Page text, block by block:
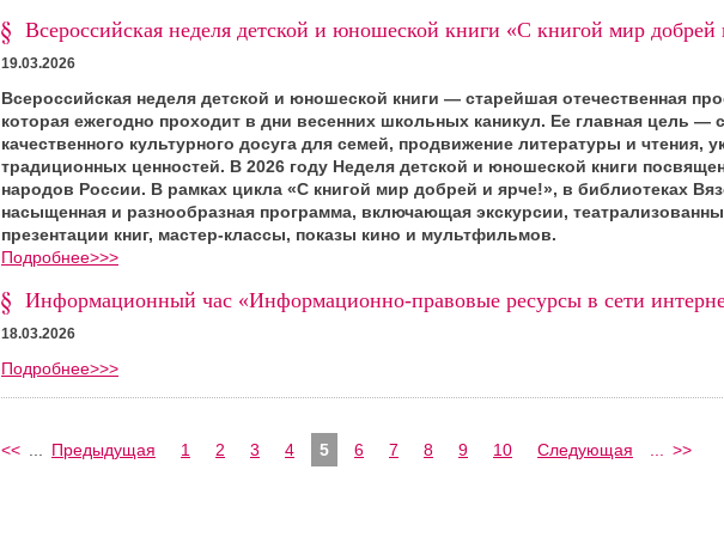
Всероссийская неделя детской и юношеской книги «С книгой мир добрей
19.03.2026
Всероссийская неделя детской и юношеской книги — старейшая отечественная
которая ежегодно проходит в дни весенних школьных каникул. Ее главная цель —
качественного культурного досуга для семей, продвижение литературы и чтения,
традиционных ценностей. В 2026 году Неделя детской и юношеской книги
народов России. В рамках цикла «С книгой мир добрей и ярче!», в библиотеках
насыщенная и разнообразная программа, включающая экскурсии,
презентации книг, мастер-классы, показы кино и мультфильмов.
Подробнее>>>
Информационный час «Информационно-правовые ресурсы в сети
18.03.2026
Подробнее>>>
<< Предыдущая 1 2 3 4 5 6 7 8 9 10 Следующая >>